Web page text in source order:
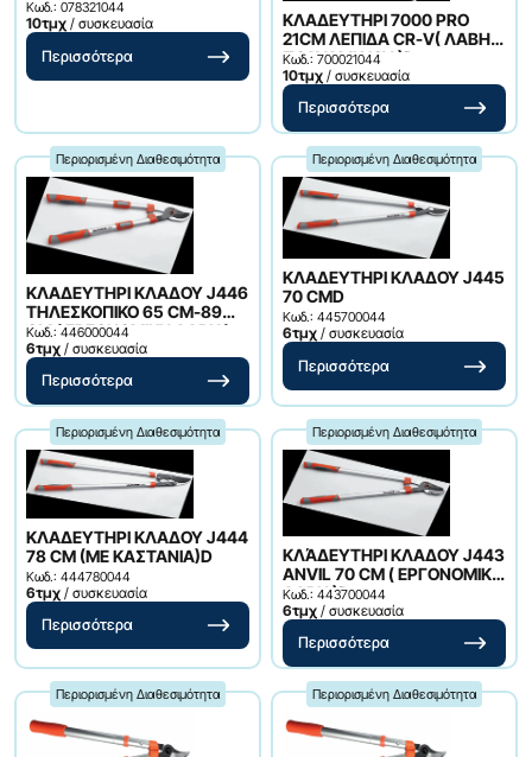
ΕΡΓΟΝΟΜΙΚΗ ΛΑΒΗ) D
Κωδ.: 078321044
10τμχ / συσκευασία
Περισσότερα
ΚΛΑΔΕΥΤΗΡΙ 7000 PRO
21CM ΛΕΠΙΔΑ CR-V( ΛΑΒΗ
ΠΟΛΥΑΜΙΔΙΟΥ )D
Κωδ.: 700021044
10τμχ / συσκευασία
Περισσότερα
Περιορισμένη Διαθεσιμότητα
ΚΛΑΔΕΥΤΗΡΙ ΚΛΑΔΟΥ J446
ΤΗΛΕΣΚΟΠΙΚΟ 65 CM-89
CM ( ΕΡΓΟΝΟΜΙΚΗ ΛΑΒΗ )
Κωδ.: 446000044
6τμχ / συσκευασία
Περισσότερα
Περιορισμένη Διαθεσιμότητα
ΚΛΑΔΕΥΤΗΡΙ ΚΛΑΔΟΥ J445
70 CMD
Κωδ.: 445700044
6τμχ / συσκευασία
Περισσότερα
Περιορισμένη Διαθεσιμότητα
ΚΛΑΔΕΥΤΗΡΙ ΚΛΑΔΟΥ J444
78 CM (ME ΚΑΣΤΑΝΙΑ)D
Κωδ.: 444780044
6τμχ / συσκευασία
Περισσότερα
Περιορισμένη Διαθεσιμότητα
ΚΛΆΔΕΥΤΗΡΙ ΚΛΑΔΟΥ J443
ANVIL 70 CM ( ΕΡΓΟΝΟΜΙΚΗ
ΛΑΒΗ )D
Κωδ.: 443700044
6τμχ / συσκευασία
Περισσότερα
Περιορισμένη Διαθεσιμότητα Περιορισμένη Διαθεσιμότητα